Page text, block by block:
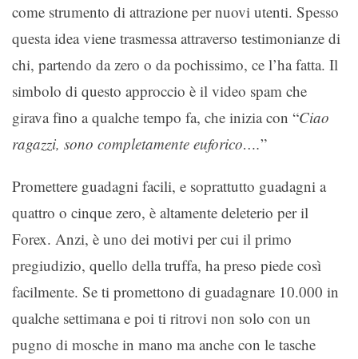
come strumento di attrazione per nuovi utenti. Spesso
questa idea viene trasmessa attraverso testimonianze di
chi, partendo da zero o da pochissimo, ce l’ha fatta. Il
simbolo di questo approccio è il video spam che
girava fino a qualche tempo fa, che inizia con “Ciao
ragazzi, sono completamente euforico….”
Promettere guadagni facili, e soprattutto guadagni a
quattro o cinque zero, è altamente deleterio per il
Forex. Anzi, è uno dei motivi per cui il primo
pregiudizio, quello della truffa, ha preso piede così
facilmente. Se ti promettono di guadagnare 10.000 in
qualche settimana e poi ti ritrovi non solo con un
pugno di mosche in mano ma anche con le tasche